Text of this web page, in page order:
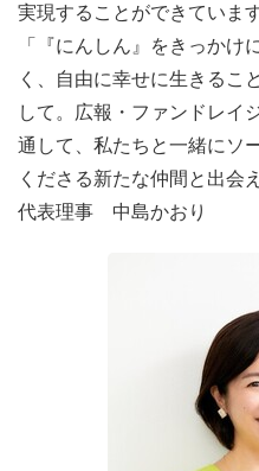
※①はメイン担当として、
メンバーと分担/連携しなが
※上記の業務を中心とし、
超えた横断型プロジェクト
もあります。
実現することができています
「『にんしん』をきっかけ
く、自由に幸せに生きるこ
して。広報・ファンドレイ
通して、私たちと一緒にソ
くださる新たな仲間と出会
代表理事 中島かおり